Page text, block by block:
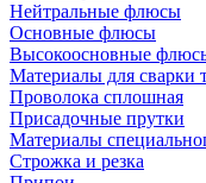
Нейтральные флюсы
Основные флюсы
Высокоосновные
Материалы для сварки
Проволока сплошная
Присадочные прутки
Материалы
Строжка и резка